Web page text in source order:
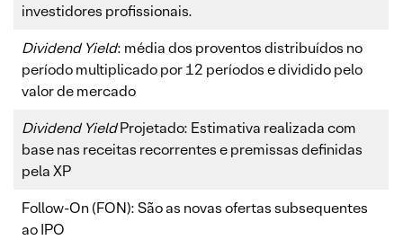
investidores profissionais.
Dividend Yield: média dos proventos distribuídos no
período multiplicado por 12 períodos e dividido pelo
valor de mercado
Dividend YieldProjetado: Estimativa realizada com
base nas receitas recorrentes e premissas definidas
pela XP
Follow-On (FON): São as novas ofertas subsequentes
ao IPO